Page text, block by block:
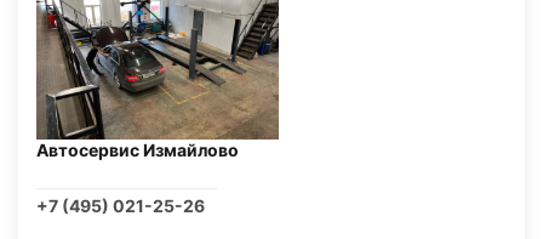
Автосервис Измайлово
+7 (495) 021-25-26